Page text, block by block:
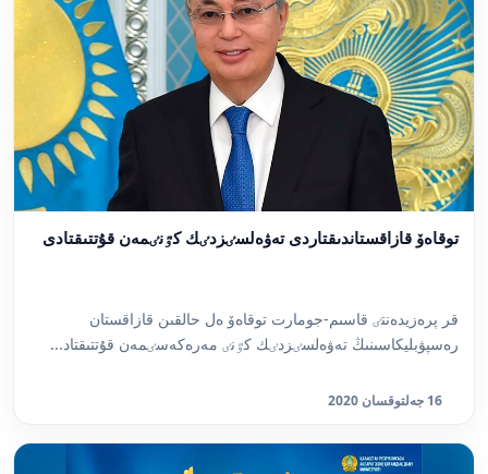
توقاەۆ قازاقستاندىقتاردى تەۋەلسٸزدٸك كٷنٸمەن قۇتتىقتادى
قر پرەزيدەنتٸ قاسىم-جومارت توقاەۆ ەل حالقىن قازاقستان
رەسپۋبليكاسىنىڭ تەۋەلسٸزدٸك كٷنٸ مەرەكەسٸمەن قۇتتىقتاد...
16 جەلتوقسان 2020